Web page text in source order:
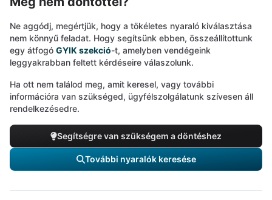
Ne aggódj, megértjük, hogy a tökéletes nyaraló kiválasztása
nem könnyű feladat. Hogy segítsünk ebben, összeállítottunk
egy átfogó GYIK szekció-t, amelyben vendégeink
leggyakrabban feltett kérdéseire válaszolunk.
Ha ott nem találod meg, amit keresel, vagy további
információra van szükséged, ügyfélszolgálatunk szívesen áll
rendelkezésedre.
Segítségre van szükségem a döntéshez
További nyaralók keresése